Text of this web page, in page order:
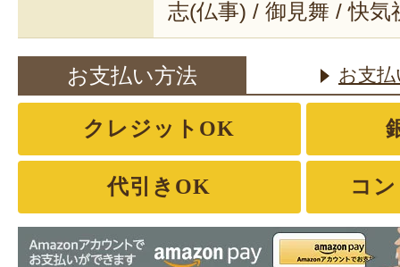
志(仏事) / 御見舞 / 快気
お支払い方法 お支
クレジットOK
代引きOK コ